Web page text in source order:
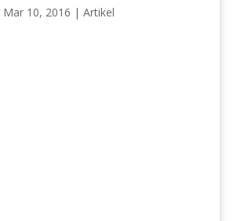
Mar 10, 2016 | Artikel